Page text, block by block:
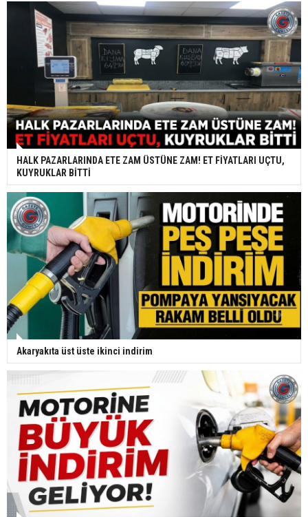
HALK PAZARLARINDA ETE ZAM ÜSTÜNE ZAM! ET FİYATLARI UÇTU,
KUYRUKLAR BİTTİ
Akaryakıta üst üste ikinci indirim